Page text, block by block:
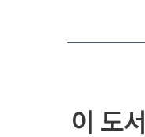
이 도